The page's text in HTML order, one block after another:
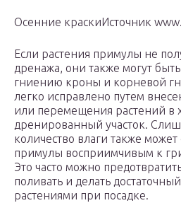
Осенние краскиИсточник
Если растения примулы не
дренажа, они также могут
гниению кроны и корневой
легко исправлено путем
или перемещения растений в
дренированный участок.
количество влаги также может
примулы восприимчивым к
Это часто можно
поливать и делать
растениями при посадке.